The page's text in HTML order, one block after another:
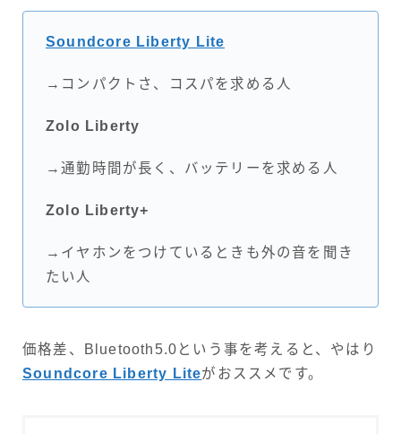
Soundcore Liberty Lite
→コンパクトさ、コスパを求める人
Zolo Liberty
→通勤時間が長く、バッテリーを求める人
Zolo Liberty+
→イヤホンをつけているときも外の音を聞き
たい人
価格差、Bluetooth5.0という事を考えると、やはり
Soundcore Liberty Liteがおススメです。